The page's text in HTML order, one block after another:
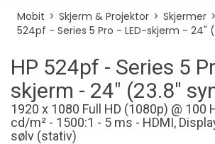
Mobit>Skjerm & Projektor>Skjermer
524pf - Series 5 Pro - LED-skjerm - 24"
HP 524pf - Series 5
skjerm - 24" (23.8"
1920 x 1080 Full HD (1080p) @ 100
cd/m² - 1500:1 - 5 ms - HDMI,
sølv (stativ)